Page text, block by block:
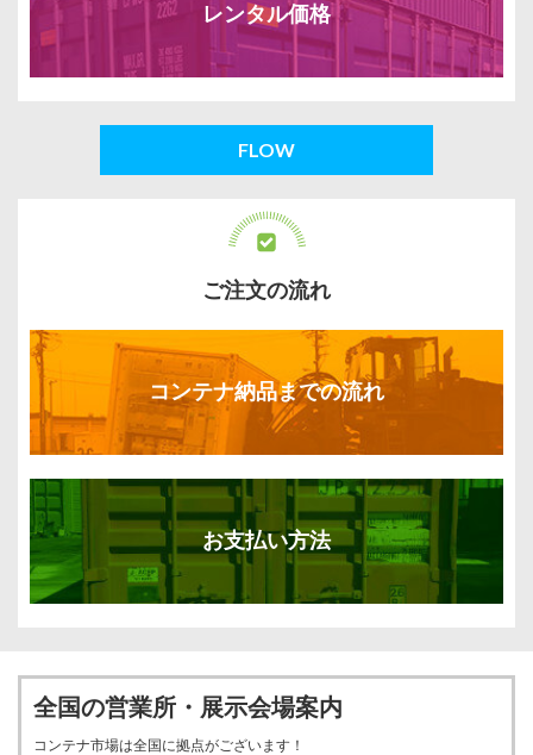
レンタル価格
FLOW
ご注文の流れ
コンテナ納品までの流れ
お支払い方法
全国の営業所・展示会場案内
コンテナ市場は全国に拠点がございます！